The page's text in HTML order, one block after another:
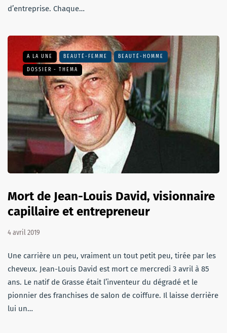
d’entreprise. Chaque…
A LA UNE BEAUTÉ-FEMME BEAUTÉ-HOMME
DOSSIER - THEMA
Mort de Jean-Louis David, visionnaire
capillaire et entrepreneur
4 avril 2019
Une carrière un peu, vraiment un tout petit peu, tirée par les
cheveux. Jean-Louis David est mort ce mercredi 3 avril à 85
ans. Le natif de Grasse était l’inventeur du dégradé et le
pionnier des franchises de salon de coiffure. Il laisse derrière
lui un…